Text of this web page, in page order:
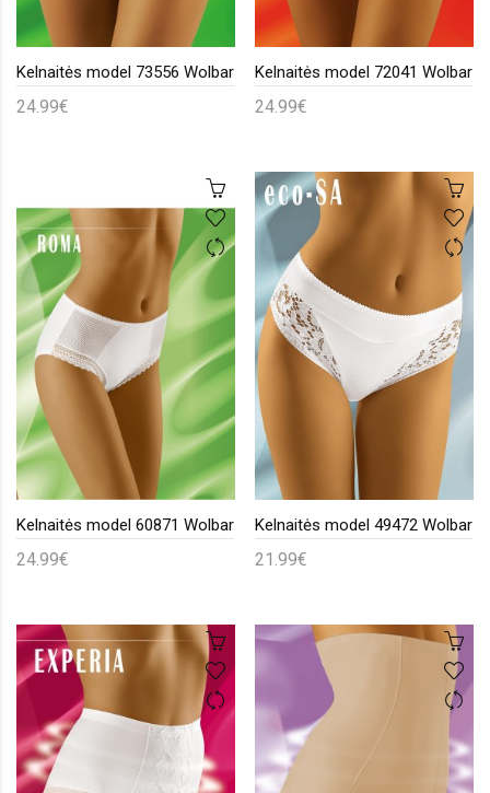
Kelnaitės model 73556 Wolbar
24.99€
Kelnaitės model 72041 Wolbar
24.99€
Kelnaitės model 60871 Wolbar
24.99€
Kelnaitės model 49472 Wolbar
21.99€